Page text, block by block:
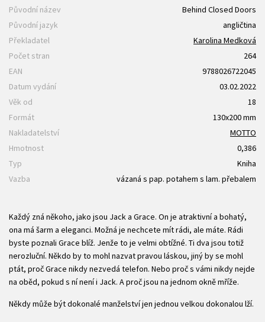
Původní název
Behind Closed Doors
Původní jazyk
angličtina
Překladatel
Karolina Medková
Počet stran
264
EAN
9788026722045
Datum vydání
03.02.2022
Věk od
18
Formát
130x200 mm
Nakladatelství
MOTTO
Hmotnost
0,386
Typ
Kniha
Vazba
vázaná s pap. potahem s lam. přebalem
Každý zná někoho, jako jsou Jack a Grace. On je atraktivní a bohatý,
ona má šarm a eleganci. Možná je nechcete mít rádi, ale máte. Rádi
byste poznali Grace blíž. Jenže to je velmi obtížné. Ti dva jsou totiž
nerozluční. Někdo by to mohl nazvat pravou láskou, jiný by se mohl
ptát, proč Grace nikdy nezvedá telefon. Nebo proč s vámi nikdy nejde
na oběd, pokud s ní není i Jack. A proč jsou na jednom okně mříže.
Někdy může být dokonalé manželství jen jednou velkou dokonalou lží.